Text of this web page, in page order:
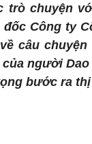
trò chuyện
đốc Công ty
câu
người
bước ra